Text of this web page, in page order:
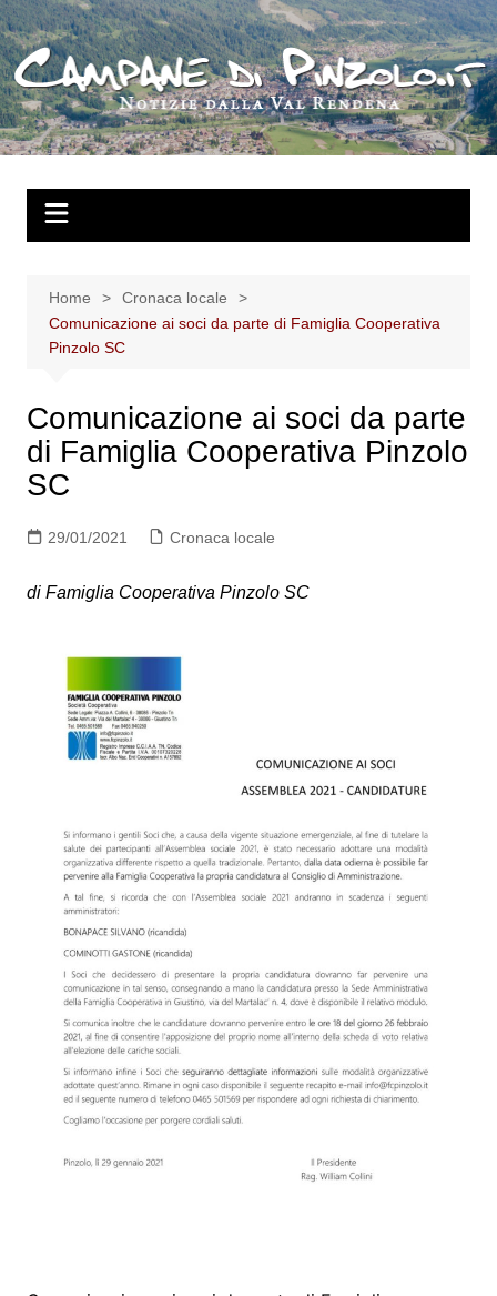
Salta
al
contenuto
Home
Cronaca locale
Comunicazione ai soci da parte di Famiglia Cooperativa
Pinzolo SC
Comunicazione ai soci da parte
di Famiglia Cooperativa Pinzolo
SC
29/01/2021 Cronaca locale
di Famiglia Cooperativa Pinzolo SC